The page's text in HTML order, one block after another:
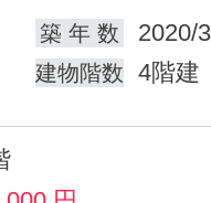
築 年 数
2020/
建物階数 4階建